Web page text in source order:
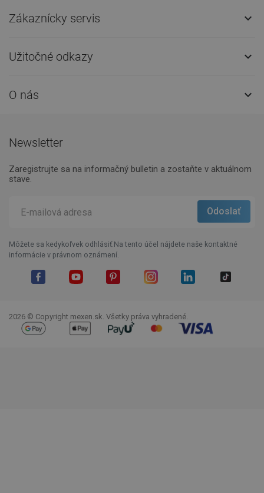
Zákaznícky servis 
Užitočné odkazy 
O nás 
Newsletter
Zaregistrujte sa na informačný bulletin a zostaňte v aktuálnom
stave.
Môžete sa kedykoľvek odhlásiť.Na tento účel nájdete naše kontaktné
informácie v právnom oznámení.
2026 © Copyright mexen.sk. Všetky práva vyhradené.